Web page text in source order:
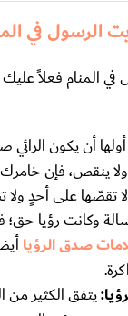
الرسول في
أولها أن يكون الرائي
ولا ينقص، فإن
تقصّها على أحدٍ
وكانت رؤيا
صدق الرؤيا
يتفق الكثير من